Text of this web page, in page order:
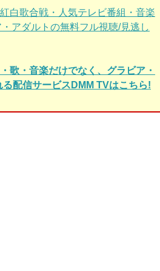
白歌合戦・人気テレビ番組・音楽
アダルトの無料フル視聴/見逃し
歌・音楽だけでなく、グラビア・
配信サービスDMM TVはこちら!